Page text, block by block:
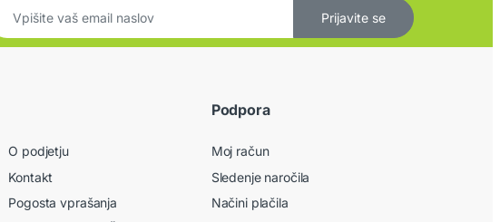
Prijavite se
O podjetju
Kontakt
Pogosta vprašanja
Podpora
Moj račun
Sledenje naročila
Načini plačila